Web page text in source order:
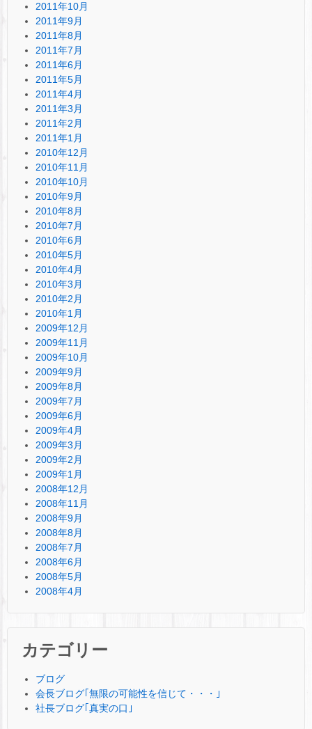
2011年10月
2011年9月
2011年8月
2011年7月
2011年6月
2011年5月
2011年4月
2011年3月
2011年2月
2011年1月
2010年12月
2010年11月
2010年10月
2010年9月
2010年8月
2010年7月
2010年6月
2010年5月
2010年4月
2010年3月
2010年2月
2010年1月
2009年12月
2009年11月
2009年10月
2009年9月
2009年8月
2009年7月
2009年6月
2009年4月
2009年3月
2009年2月
2009年1月
2008年12月
2008年11月
2008年9月
2008年8月
2008年7月
2008年6月
2008年5月
2008年4月
カテゴリー
ブログ
会長ブログ｢無限の可能性を信じて・・・｣
社長ブログ｢真実の口｣